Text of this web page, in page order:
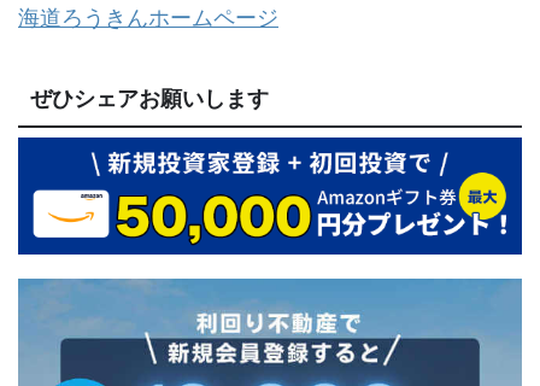
海道ろうきんホームページ
ぜひシェアお願いします